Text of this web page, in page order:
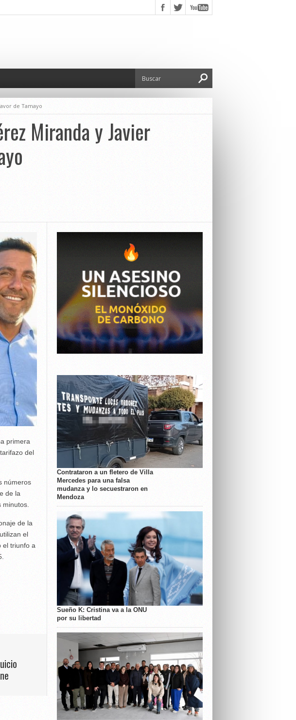
de Tamayo
Miranda y Javier
primera
del
números
de la
minutos.
de la
el
el triunfo a
Contrataron a un fletero de Villa
Mercedes para una falsa
mudanza y lo secuestraron en
Mendoza
Sueño K: Cristina va a la ONU
por su libertad